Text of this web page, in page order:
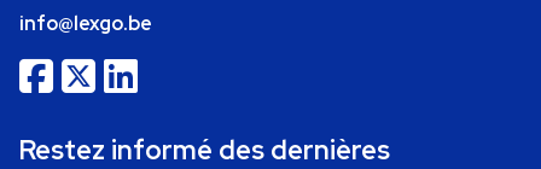
info@lexgo.be
Restez informé des dernières